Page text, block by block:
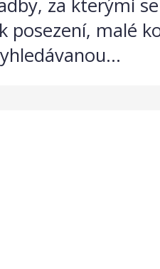
za kterými
malé